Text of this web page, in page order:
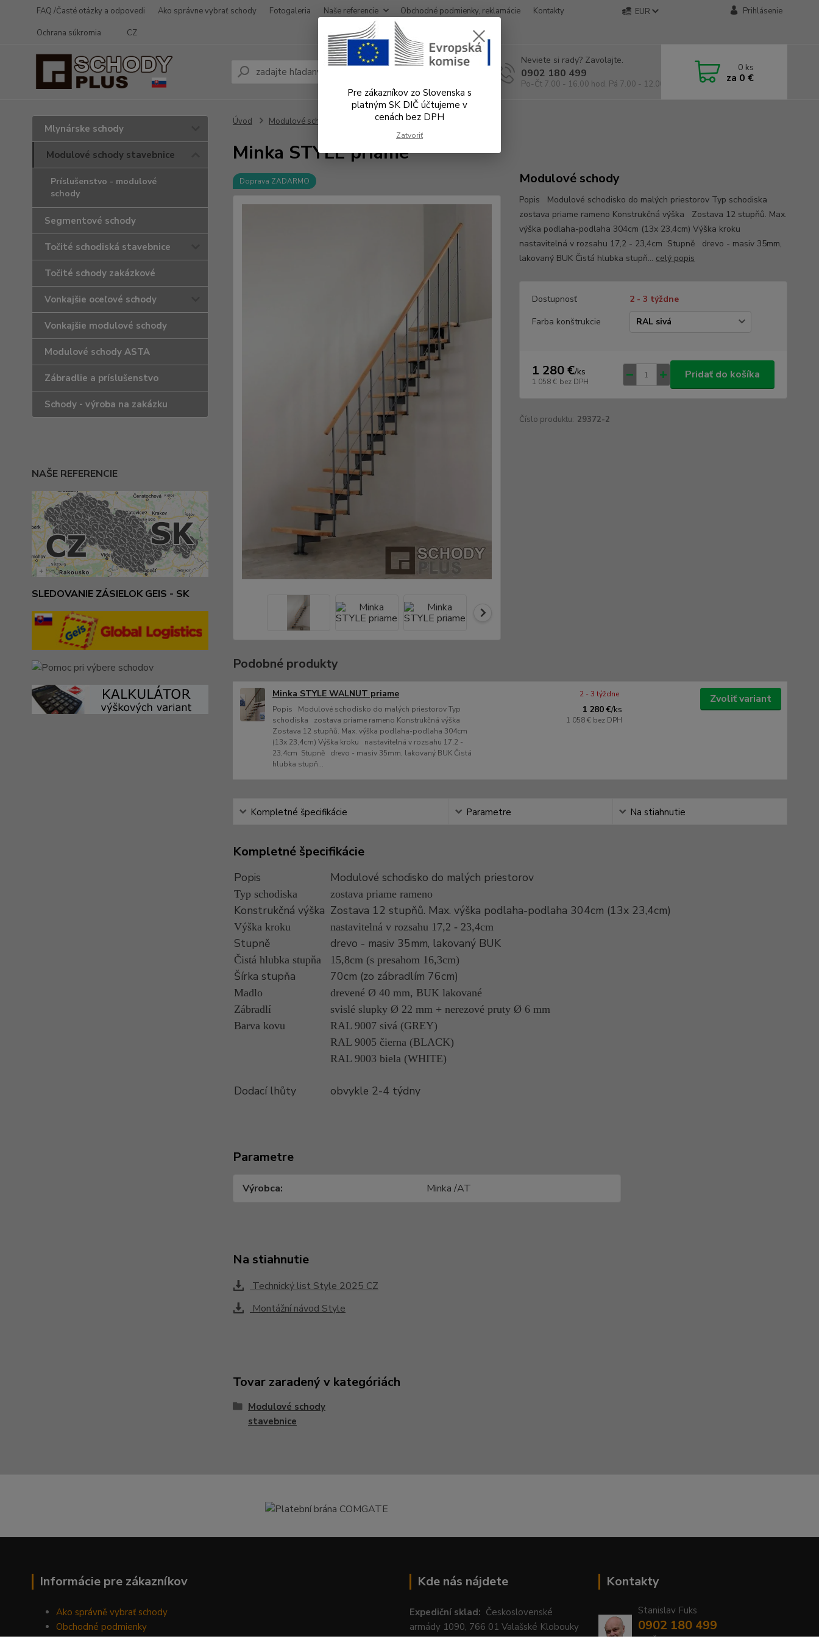
FAQ /Časté otázky a odpovedi Ako správne vybrať schody Fotogaleria Naše referencie Obchodné podmienky, reklamácie
Kontakty
Ochrana súkromia
CZ
EUR Prihlásenie
Neviete si rady? Zavolajte.
0902 180 499
Po-Čt 7.00 - 16.00 hod. Pá 7.00 - 12.00 hod.
0 ks
za 0 €
Mlynárske schody
Modulové schody stavebnice
Príslušenstvo - modulové
schody
Segmentové schody
Točité schodiská stavebnice
Točité schody zakázkové
Vonkajšie oceľové schody
Vonkajšie modulové schody
Modulové schody ASTA
Zábradlie a príslušenstvo
Schody - výroba na zakázku
NAŠE REFERENCIE
SLEDOVANIE ZÁSIELOK GEIS - SK
Úvod Modulové schody stavebnice Minka STYLE priame
Minka STYLE priame
Doprava ZADARMO Modulové schody
Popis Modulové schodisko do malých priestorov Typ schodiska
zostava priame rameno Konstrukčná výška Zostava 12 stupňů. Max.
výška podlaha-podlaha 304cm (13x 23,4cm) Výška kroku
nastavitelná v rozsahu 17,2 - 23,4cm Stupně drevo - masiv 35mm,
lakovaný BUK Čistá hlubka stupň... celý popis
Dostupnosť
2 - 3 týždne
Farba konštrukcie
1 280 €/ks
1 058 € bez DPH
Pridať do košíka
Číslo produktu: 29372-2
Podobné produkty
Minka STYLE WALNUT priame
Popis Modulové schodisko do malých priestorov Typ
schodiska zostava priame rameno Konstrukčná výška
Zostava 12 stupňů. Max. výška podlaha-podlaha 304cm
(13x 23,4cm) Výška kroku nastavitelná v rozsahu 17,2 -
23,4cm Stupně drevo - masiv 35mm, lakovaný BUK Čistá
hlubka stupň...
1 280 €/ks
1 058 € bez DPH
2 - 3 týždne Zvoliť variant
Kompletné špecifikácie Parametre Na stiahnutie
Kompletné špecifikácie
Popis Modulové schodisko do malých priestorov
Typ schodiska zostava priame rameno
Konstrukčná výška Zostava 12 stupňů. Max. výška podlaha-podlaha 304cm (13x 23,4cm)
Výška kroku nastavitelná v rozsahu 17,2 - 23,4cm
Stupně drevo - masiv 35mm, lakovaný BUK
Čistá hlubka stupňa 15,8cm (s presahom 16,3cm)
Šírka stupňa 70cm (zo zábradlím 76cm)
Madlo
drevené Ø 40 mm, BUK lakované
Zábradlí
svislé slupky Ø 22 mm + nerezové pruty Ø 6 mm
Barva kovu
RAL 9007 sivá (GREY)
RAL 9005 čierna (BLACK)
RAL 9003 biela (WHITE)
Dodací lhůty obvykle 2-4 týdny
Parametre
Výrobca Minka /AT
Na stiahnutie
Technický list Style 2025 CZ
Montážní návod Style
Tovar zaradený v kategóriách
Modulové schody
stavebnice
Informácie pre zákazníkov
Ako správně vybrať schody
Obchodné podmienky
Kde nás nájdete
Expediční sklad: Československé
armády 1090, 766 01 Valašské Klobouky
Kontakty
Stanislav Fuks
0902 180 499
Pre zákazníkov zo Slovenska s
platným SK DIČ účtujeme v
cenách bez DPH
Zatvoriť